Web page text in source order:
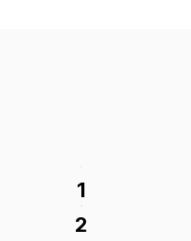
1
2